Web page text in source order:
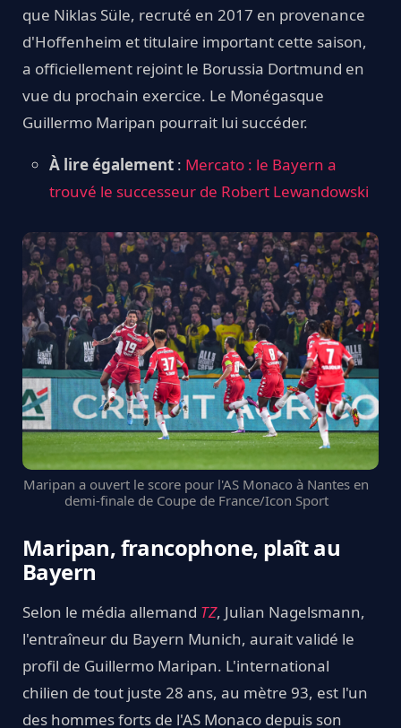
que Niklas Süle, recruté en 2017 en provenance
d'Hoffenheim et titulaire important cette saison,
a officiellement rejoint le Borussia Dortmund en
vue du prochain exercice. Le Monégasque
Guillermo Maripan pourrait lui succéder.
À lire également : Mercato : le Bayern a
trouvé le successeur de Robert Lewandowski
Maripan a ouvert le score pour l'AS Monaco à Nantes en
demi-finale de Coupe de France/Icon Sport
Maripan, francophone, plaît au
Bayern
Selon le média allemand TZ, Julian Nagelsmann,
l'entraîneur du Bayern Munich, aurait validé le
profil de Guillermo Maripan. L'international
chilien de tout juste 28 ans, au mètre 93, est l'un
des hommes forts de l'AS Monaco depuis son